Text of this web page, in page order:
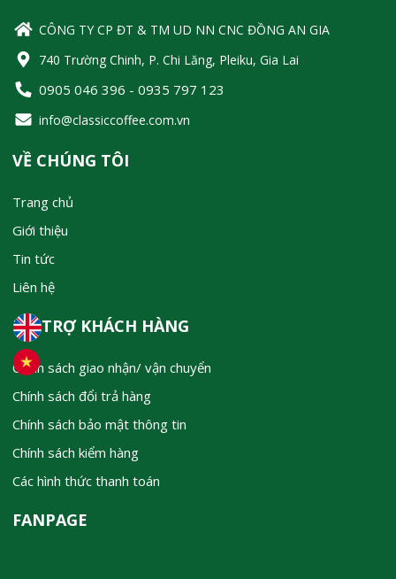
CÔNG TY CP ĐT & TM UD NN CNC ĐỒNG AN GIA
740 Trường Chinh, P. Chi Lăng, Pleiku, Gia Lai
0905 046 396 - 0935 797 123
info@classiccoffee.com.vn
VỀ CHÚNG TÔI
Trang chủ
Giới thiệu
Tin tức
Liên hệ
HỖ TRỢ KHÁCH HÀNG
Chính sách giao nhận/ vận chuyển
Chính sách đổi trả hàng
Chính sách bảo mật thông tin
Chính sách kiểm hàng
Các hình thức thanh toán
FANPAGE